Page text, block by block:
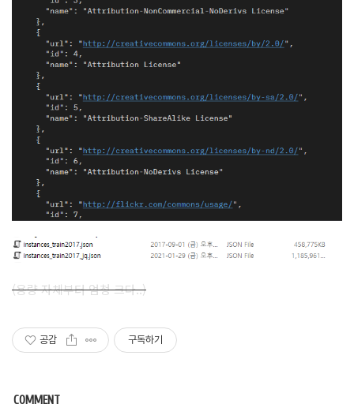
(용량 자체부터 엄청 크다..)
공감 구독하기
COMMENT